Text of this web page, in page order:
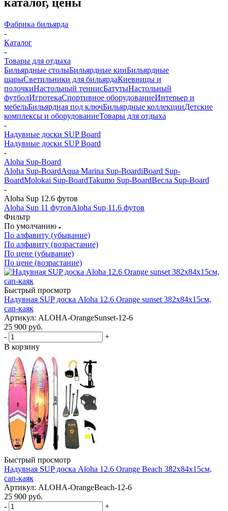
Фабрика бильярда
-
Каталог
-
Товары для отдыха
Бильярдные столыБильярдные кииБильярдные
шарыСветильники для бильярдаКиевницы и
полочкиНастольный теннисБатутыНастольный
футболИгротекаСпортивное оборудованиеИнтерьер и
мебельБильярдная под ключБильярдные коллекцииДетские
комплексы и оборудованиеТовары для отдыха
-
Надувные доски SUP Board
Надувные доски SUP Board
-
Aloha Sup-Board
Aloha Sup-BoardAqua Marina Sup-BoardiBoard Sup-
BoardMolokai Sup-BoardTakumo Sup-BoardВесла Sup-Board
-
Aloha Sup 12.6 футов
Aloha Sup 11 футовAloha Sup 11.6 футов
Фильтр
По умолчанию
По алфавиту (убывание)
По алфавиту (возрастание)
По цене (убывание)
По цене (возрастание)
Быстрый просмотр
Надувная SUP доска Aloha 12.6 Orange sunset 382x84x15см,
сап-каяк
Артикул: ALOHA-OrangeSunset-12-6
25 900 руб.
-
+
В корзину
Быстрый просмотр
Надувная SUP доска Aloha 12.6 Orange Beach 382x84x15см,
сап-каяк
Артикул: ALOHA-OrangeBeach-12-6
25 900 руб.
-
+